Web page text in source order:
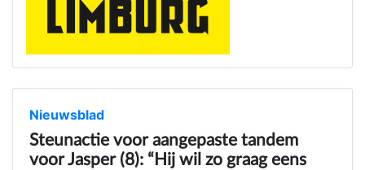
Nieuwsblad
Steunactie voor aangepaste tandem
voor Jasper (8): “Hij wil zo graag eens